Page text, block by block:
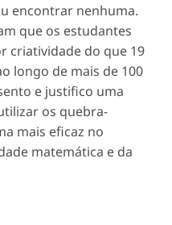
encontrar nenhuma.
que os estudantes
criatividade do que 19
longo de mais de 100
e justifico uma
os quebra-
mais eficaz no
matemática e da